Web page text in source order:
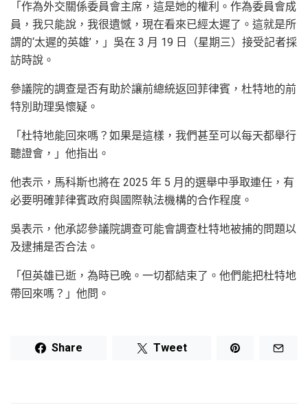
「作為外交關係委員會主席，這是她的權利。作為委員會成
員，我只能說，我很遺憾，現在看來已經太遲了。這就是所
謂的‘太遲的英雄’，」吳在 3 月 19 日（星期三）接受記者採
訪時說。
參議院的調查是否有助於讓前總統返回菲律賓，杜特地的前
特別助理吳懷疑。
「杜特地能回來嗎？如果是這樣，我們甚至可以每天都舉行
聽證會，」他指出。
他表示，馬科斯也將在 2025 年 5 月的選舉中爭取連任，有
必要明確菲律賓政府與國際執法機構的合作程度。
吳表示，他承認參議院調查可能會調查杜特地被捕的問題以
及逮捕是否合法。
「但英雄已逝，為時已晚。一切都結束了。他們能把杜特地
帶回來嗎？」他問。
Share Tweet